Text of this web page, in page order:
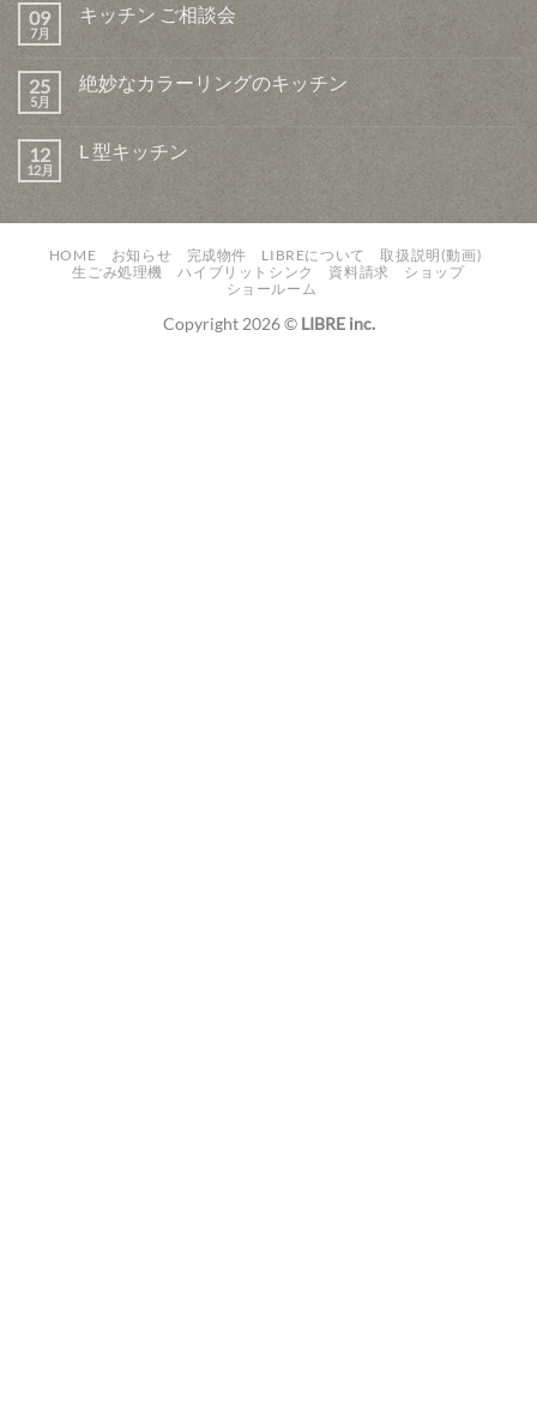
09
7月
キッチン ご相談会
25
5月
絶妙なカラーリングのキッチン
12
12月
L 型キッチン
HOME お知らせ 完成物件 LIBREについて
取扱説明(動画)
生ごみ処理機
ハイブリットシンク 資料請求
ショップ
ショールーム
Copyright 2026 © LIBRE inc.